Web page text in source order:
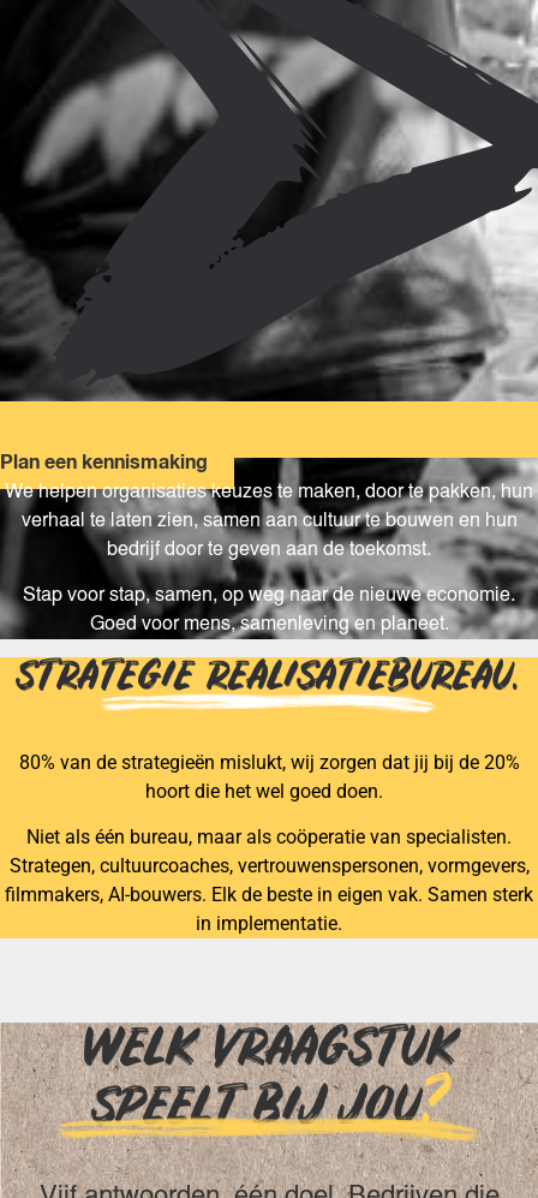
Plan een kennismaking
We helpen organisaties keuzes te maken, door te pakken, hun
verhaal te laten zien, samen aan cultuur te bouwen en hun
bedrijf door te geven aan de toekomst.
Stap voor stap, samen, op weg naar de nieuwe economie.
Goed voor mens, samenleving en planeet.
STRATEGIE REALISATIEBUREAU.
80% van de strategieën mislukt, wij zorgen dat jij bij de 20%
hoort die het wel goed doen.
Niet als één bureau, maar als coöperatie van specialisten.
Strategen, cultuurcoaches, vertrouwenspersonen, vormgevers,
filmmakers, AI-bouwers. Elk de beste in eigen vak. Samen sterk
in implementatie.
WELK VRAAGSTUK
SPEELT BIJ JOU?